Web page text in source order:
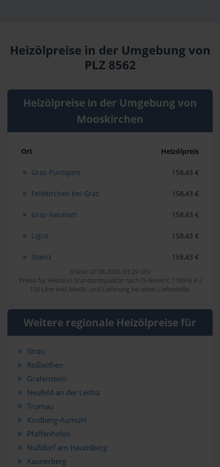
Heizölpreise in der Umgebung von
PLZ 8562
Heizölpreise in der Umgebung von
Mooskirchen
Ort Heizölpreis
Graz-Puntigam 158,43 €
Feldkirchen bei Graz 158,43 €
Graz-Neuhart 158,43 €
Ligist 158,43 €
Stainz 158,43 €
Stand: 07.08.2026, 01:29 Uhr
Preise für Heizöl in Standardqualität nach Ö-Norm C 1109 in € /
100 Liter inkl. MwSt. und Lieferung bei einer Lieferstelle.
Weitere regionale Heizölpreise für
Strau
Roßleithen
Grafenstein
Neufeld an der Leitha
Trumau
Kindberg-Aumühl
Pfaffenhofen
Nußdorf am Haunsberg
Kaunerberg